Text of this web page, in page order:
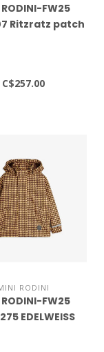
FW25
Ritzratz patch
C$257.00
RODINI
FW25
EDELWEISS